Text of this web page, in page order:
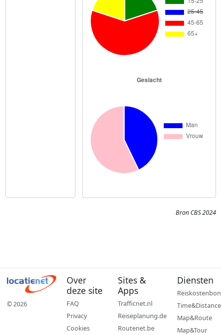
Bron CBS 2024
© 2026
Over
deze site
FAQ
Privacy
Cookies
Sites &
Apps
Trafficnet.nl
Reiseplanung.de
Routenet.be
Diensten
Reiskostenbon
Time&Distance
Map&Route
Map&Tour